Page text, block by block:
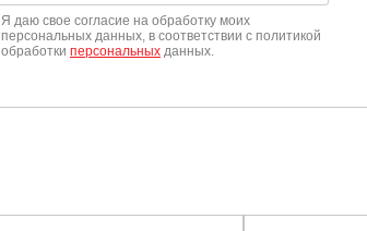
Я даю свое согласие на обработку моих
персональных данных, в соответствии с политикой
обработки персональных данных.